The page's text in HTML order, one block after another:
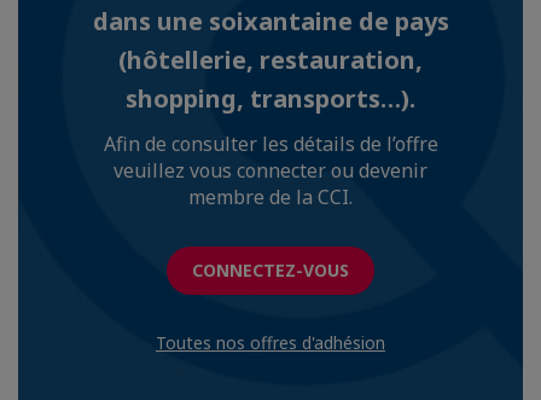
dans une soixantaine de pays
(hôtellerie, restauration,
shopping, transports…).
Afin de consulter les détails de l’offre
veuillez vous connecter ou devenir
membre de la CCI.
CONNECTEZ-VOUS
Toutes nos offres d'adhésion